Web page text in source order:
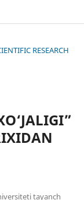
RESEARCH
tayanch